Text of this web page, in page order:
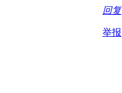
回复
举报